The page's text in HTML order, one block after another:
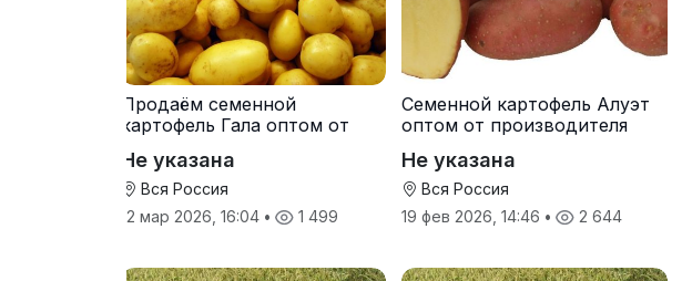
Продаём семенной
картофель Гала оптом от
Не указана
Вся Россия
12 мар 2026, 16:04 • 1 499
Семенной картофель Алуэт
оптом от производителя
Не указана
Вся Россия
19 фев 2026, 14:46 • 2 644